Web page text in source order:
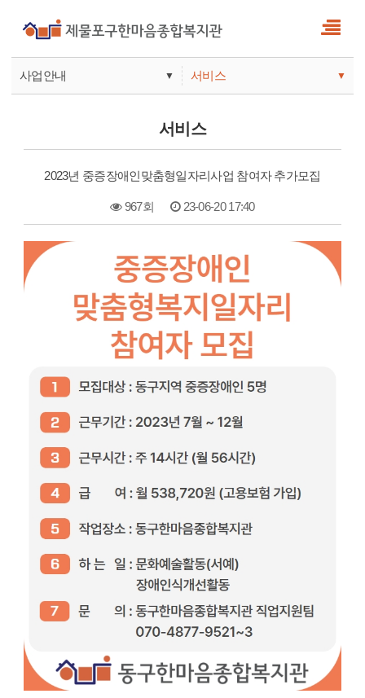
사업안내 ▼
기관안내
서비스 ▼
서비스
참여
서비스
2023년 중증장애인맞춤형일자리사업 참여자 추가모집
967회 23-06-20 17:40
본문